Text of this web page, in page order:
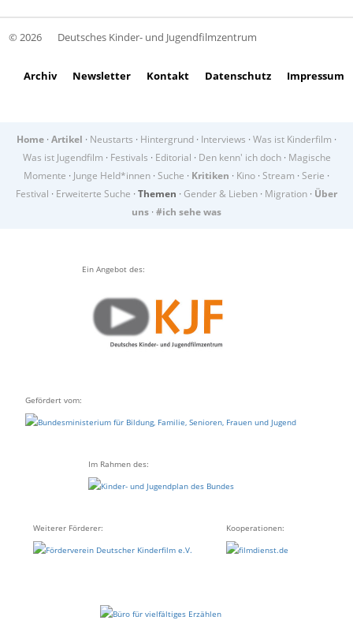
© 2026 Deutsches Kinder- und Jugendfilmzentrum
Archiv Newsletter Kontakt Datenschutz Impressum
Home · Artikel · Neustarts · Hintergrund · Interviews · Was ist Kinderfilm ·
Was ist Jugendfilm · Festivals · Editorial · Den kenn' ich doch· Magische
Momente · Junge Held*innen · Suche · Kritiken · Kino · Stream · Serie ·
Festival · Erweiterte Suche · Themen · Gender & Lieben · Migration · Über
uns · #ich sehe was
Ein Angebot des:
Gefördert vom:
Im Rahmen des:
Weiterer Förderer: Kooperationen: